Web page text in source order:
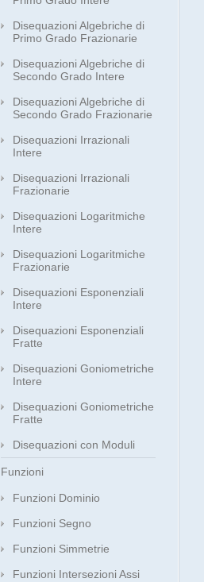
Disequazioni Algebriche di
Primo Grado Frazionarie
Disequazioni Algebriche di
Secondo Grado Intere
Disequazioni Algebriche di
Secondo Grado Frazionarie
Disequazioni Irrazionali
Intere
Disequazioni Irrazionali
Frazionarie
Disequazioni Logaritmiche
Intere
Disequazioni Logaritmiche
Frazionarie
Disequazioni Esponenziali
Intere
Disequazioni Esponenziali
Fratte
Disequazioni Goniometriche
Intere
Disequazioni Goniometriche
Fratte
Disequazioni con Moduli
Funzioni
Funzioni Dominio
Funzioni Segno
Funzioni Simmetrie
Funzioni Intersezioni Assi